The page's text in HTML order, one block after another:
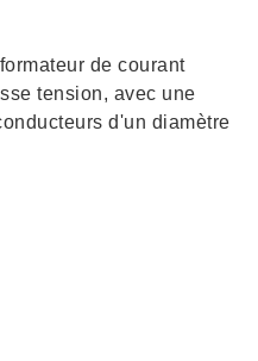
de courant
tension, avec une
d'un diamètre